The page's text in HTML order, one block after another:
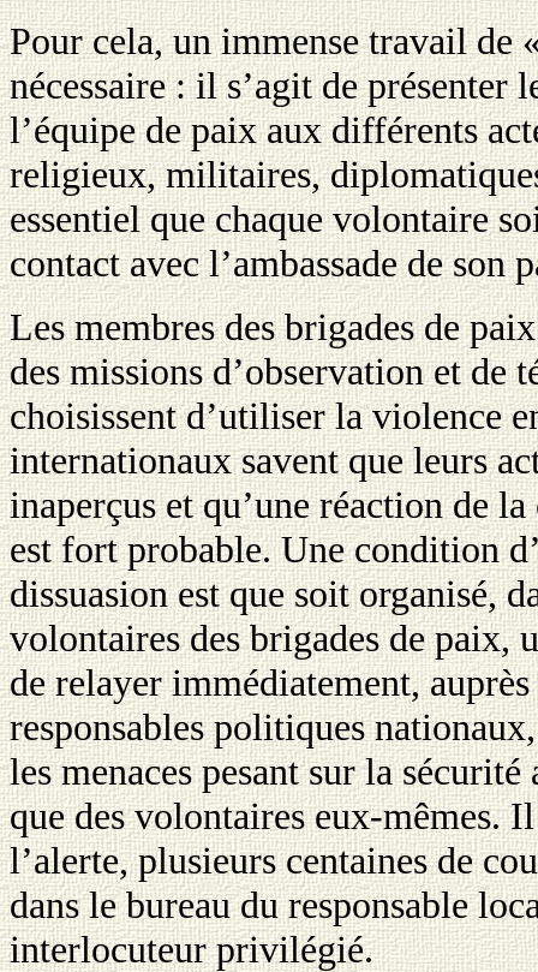
Pour cela, un immense travail de
nécessaire : il s’agit de présenter
l’équipe de paix aux différents
religieux, militaires,
essentiel que chaque volontaire
contact avec l’ambassade de son
Les membres des brigades de
des missions d’observation et de
choisissent d’utiliser la violence
internationaux savent que leurs
inaperçus et qu’une réaction de
est fort probable. Une condition
dissuasion est que soit organisé,
volontaires des brigades de paix,
de relayer immédiatement, auprès
responsables politiques
les menaces pesant sur la
que des volontaires eux-mêmes.
l’alerte, plusieurs centaines de
dans le bureau du responsable
interlocuteur privilégié.